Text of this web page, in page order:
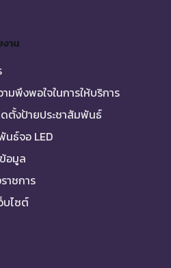
าน
มพึงพอใจในการให้บริการ
งป้ายประชาสัมพันธ์
ธ์จอ LED
อมูล
าชการ
บไซต์